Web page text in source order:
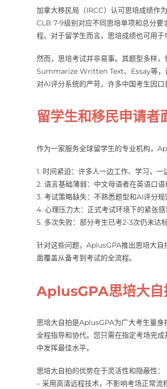
加拿大移民局（IRCC）认可思培成绩作
CLB 7-9级别对应不同思培单项和总分要
程。对于留学生而言，思培成绩也可用于
然而，思培考试并非易事。其题型多
Summarize Written Text、Essay等，
对AI评分系统的严苛，许多中国考生因
留学生和移民申请者
作为一家服务全球留学生的专业机构，
1. 时间紧迫：许多人一边工作、学习，一
2. 语言基础薄弱：中文母语者在英语口
3. 考试策略缺失：不熟悉题型和AI评分规
4. 心理压力大：正式考试环境下的紧张感
5. 多次失败：部分考生已考2-3次仍未达
针对这些问题，AplusGPA推出思培大自
面覆盖从备考到考试的全流程。
AplusGPA思培大自
思培大自拍是AplusGPA为广大考生量
全程指导和协代。您只需在指定考场完
中发挥最佳水平。
思培大自拍的优势在于灵活性和隐蔽性：
– 采用高清远程技术，不影响考场正常流